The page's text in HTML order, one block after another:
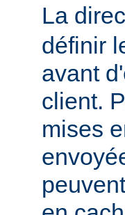
La
définir
avant
client.
mises